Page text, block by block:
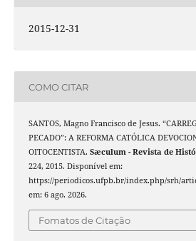
2015-12-31
COMO CITAR
SANTOS, Magno Francisco de Jesus.
PECADO”: A REFORMA CATÓLICA
OITOCENTISTA. Sæculum - Revista de
224, 2015. Disponível em:
https://periodicos.ufpb.br/index.php/srh/
em: 6 ago. 2026.
Fomatos de Citação